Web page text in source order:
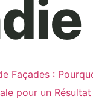
Façades :
pour un